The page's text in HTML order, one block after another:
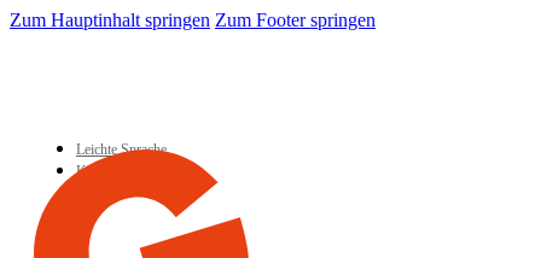
Zum Hauptinhalt springen Zum Footer springen
Leichte Sprache
Kontakt